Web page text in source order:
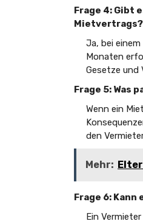
Frage 4: Gibt
Mietvertrags?
Ja, bei
Monaten
Gesetze und
Frage 5:
Wenn ein
den
Mehr:
Frage 6:
Ein